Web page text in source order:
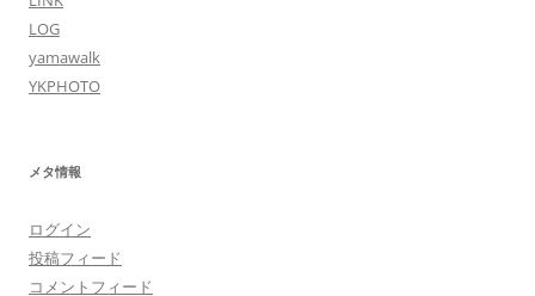
LOG
yamawalk
YKPHOTO
メタ情報
ログイン
投稿フィード
コメントフィード